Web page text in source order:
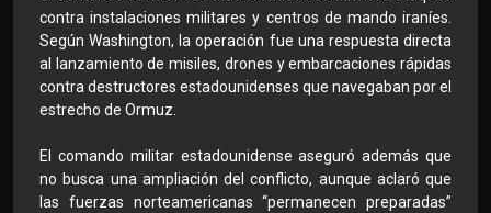
contra instalaciones militares y centros de mando iraníes.
Según Washington, la operación fue una respuesta directa
al lanzamiento de misiles, drones y embarcaciones rápidas
contra destructores estadounidenses que navegaban por el
estrecho de Ormuz.
El comando militar estadounidense aseguró además que
no busca una ampliación del conflicto, aunque aclaró que
las fuerzas norteamericanas “permanecen preparadas”